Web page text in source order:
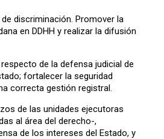
discriminación. Promover la
en DDHH y realizar la difusión
de la defensa judicial de
fortalecer la seguridad
correcta gestión registral.
de las unidades ejecutoras
al área del derecho-,
de los intereses del Estado, y